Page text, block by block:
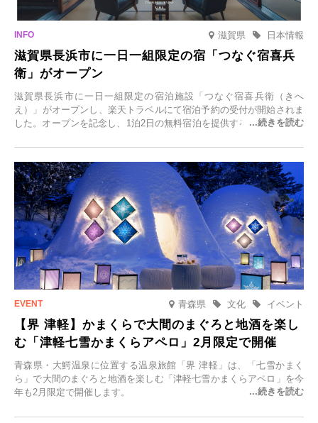
滋賀県 日本情報
滋賀県長浜市に一日一組限定の宿「つなぐ宿喜兵
衛」がオープン
滋賀県長浜市に一日一組限定の宿泊施設「つなぐ宿喜兵衛（きへ
え）」がオープンし、楽天トラベルにて宿泊予約の受付が開始されま
した。オープンを記念し、1泊2日の無料宿泊を提供するキャンペーン
一組限定の宿だからこそ叶う、大切な人との特別な時間を体験いただ
けます。
青森県 イベント
文化
【界 津軽】かまくらで大間のまぐろと地酒を楽し
む「津軽七雪かまくらアペロ」2月限定で開催
青森県・大鰐温泉に位置する温泉旅館「界 津軽」は、「七雪かまく
ら」で大間のまぐろと地酒を楽しむ「津軽七雪かまくらアペロ」を今
年も2月限定で開催します。